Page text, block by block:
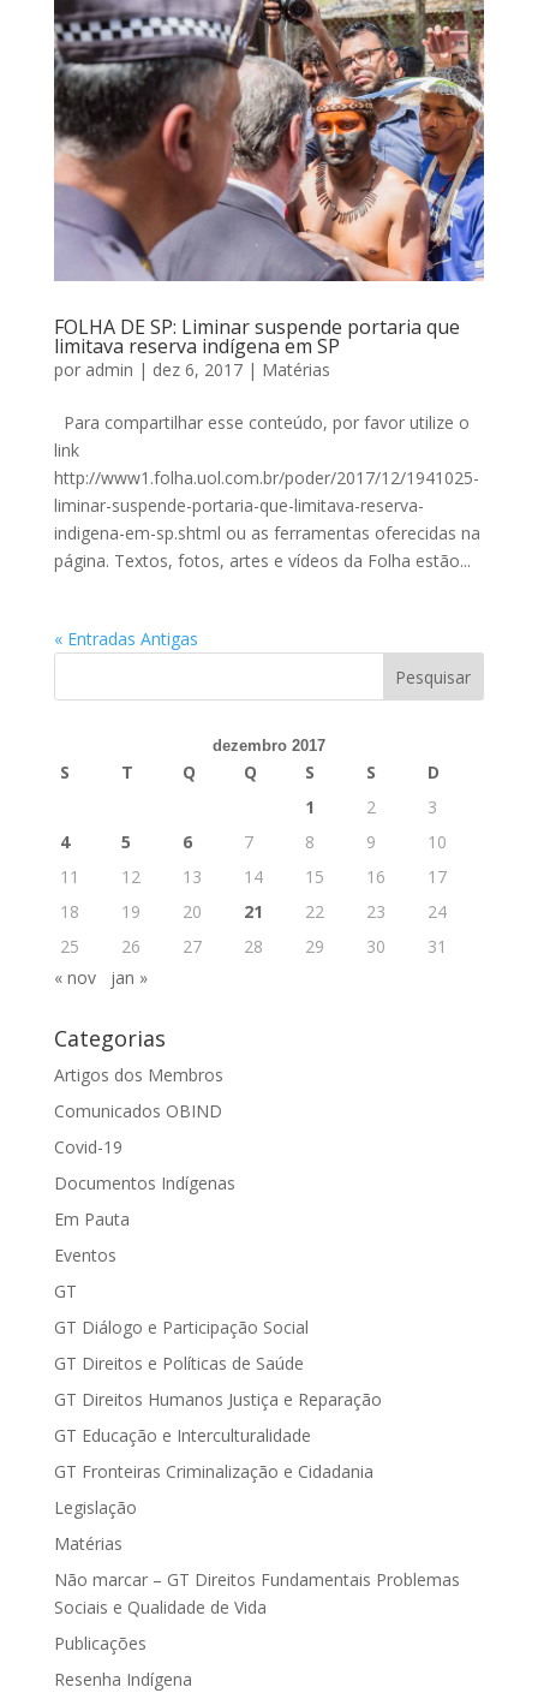
FOLHA DE SP: Liminar suspende portaria que
limitava reserva indígena em SP
por admin | dez 6, 2017| Matérias
Para compartilhar esse conteúdo, por favor utilize o
link
http://www1.folha.uol.com.br/poder/2017/12/1941025-
liminar-suspende-portaria-que-limitava-reserva-
indigena-em-sp.shtml ou as ferramentas oferecidas na
página. Textos, fotos, artes e vídeos da Folha estão...
« Entradas Antigas
dezembro 2017
S T Q Q S S
D
1
2
3
4
5 6 7 8 9
10
11
12 13 14 15 16
17
18
19 20 21 22 23
24
25
26 27 28 29 30
31
« nov
jan »
Categorias
Artigos dos Membros
Comunicados OBIND
Covid-19
Documentos Indígenas
Em Pauta
Eventos
GT
GT Diálogo e Participação Social
GT Direitos e Políticas de Saúde
GT Direitos Humanos Justiça e Reparação
GT Educação e Interculturalidade
GT Fronteiras Criminalização e Cidadania
Legislação
Matérias
Não marcar – GT Direitos Fundamentais Problemas
Sociais e Qualidade de Vida
Publicações
Resenha Indígena